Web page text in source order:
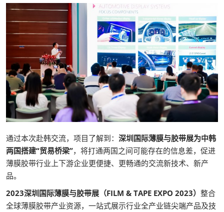
通过本次赴韩交流，项目了解到： 深圳国际薄膜与胶带展为中韩
两国搭建“贸易桥梁”，将打通两国之间可能存在的信息差，促进
薄膜胶带行业上下游企业更便捷、更畅通的交流新技术、新产
品。
2023深圳国际薄膜与胶带展（FILM & TAPE EXPO 2023） 整合
全球薄膜胶带产业资源，一站式展示行业全产业链尖端产品及技